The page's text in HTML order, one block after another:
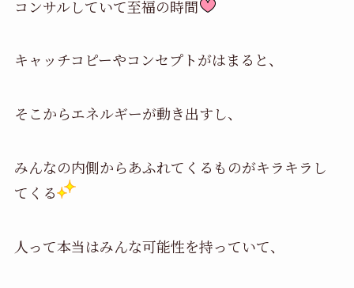
コンサルしていて至福の時間
キャッチコピーやコンセプトがはまると、
そこからエネルギーが動き出すし、
みんなの内側からあふれてくるものがキラキラし
てくる
人って本当はみんな可能性を持っていて、